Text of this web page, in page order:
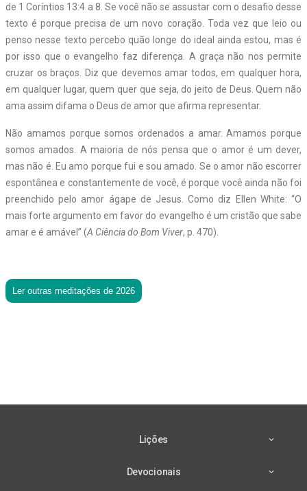
de 1 Coríntios 13:4 a 8. Se você não se assustar com o desafio desse
texto é porque precisa de um novo coração. Toda vez que leio ou
penso nesse texto percebo quão longe do ideal ainda estou, mas é
por isso que o evangelho faz diferença. A graça não nos permite
cruzar os braços. Diz que devemos amar todos, em qualquer hora,
em qualquer lugar, quem quer que seja, do jeito de Deus. Quem não
ama assim difama o Deus de amor que afirma representar.
Não amamos porque somos ordenados a amar. Amamos porque
somos amados. A maioria de nós pensa que o amor é um dever,
mas não é. Eu amo porque fui e sou amado. Se o amor não escorrer
espontânea e constantemente de você, é porque você ainda não foi
preenchido pelo amor ágape de Jesus. Como diz Ellen White: “O
mais forte argumento em favor do evangelho é um cristão que sabe
amar e é amável” (A Ciência do Bom Viver, p. 470).
Ler outras meditações de 2026
Lições
Devocionais